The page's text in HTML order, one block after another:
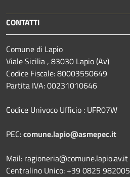
CONTATTI
Comune di Lapio
Viale Sicilia , 83030 Lapio (Av)
Codice Fiscale: 80003550649
Partita IVA: 00231010646
Codice Univoco Ufficio : UFR07W
PEC:comune.lapio@asmepec.it
Mail: ragioneria@comune.lapio.av.it
Centralino Unico: +39 0825 982005